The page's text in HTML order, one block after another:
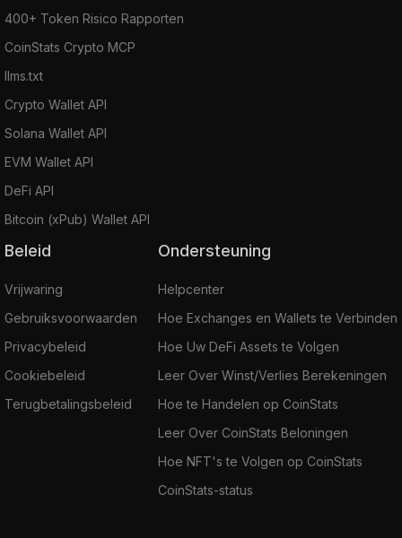
400+ Token Risico Rapporten
CoinStats Crypto MCP
llms.txt
Crypto Wallet API
Solana Wallet API
EVM Wallet API
DeFi API
Bitcoin (xPub) Wallet API
Beleid
Vrijwaring
Gebruiksvoorwaarden
Privacybeleid
Cookiebeleid
Terugbetalingsbeleid
Ondersteuning
Helpcenter
Hoe Exchanges en Wallets te Verbinden
Hoe Uw DeFi Assets te Volgen
Leer Over Winst/Verlies Berekeningen
Hoe te Handelen op CoinStats
Leer Over CoinStats Beloningen
Hoe NFT's te Volgen op CoinStats
CoinStats-status